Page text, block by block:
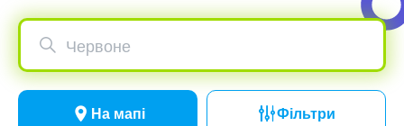
Червоне
На мапі Фільтри